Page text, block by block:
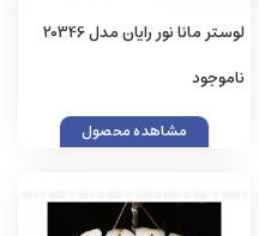
لوستر مانا نور رایان مدل 20346
ناموجود
مشاهده محصول